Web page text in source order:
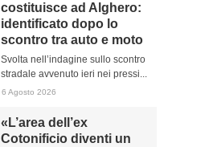
costituisce ad Alghero:
identificato dopo lo
scontro tra auto e moto
Svolta nell’indagine sullo scontro
stradale avvenuto ieri nei pressi...
6 Agosto 2026
«L’area dell’ex
Cotonificio diventi un